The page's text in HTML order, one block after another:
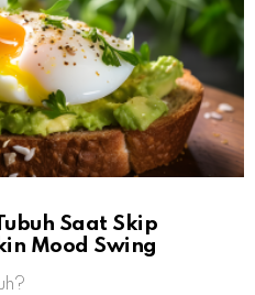
Saat Skip
Mood Swing